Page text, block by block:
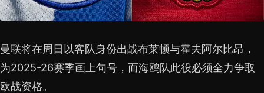
曼联将在周日以客队身份出战布莱顿与霍夫阿尔比昂，
为2025-26赛季画上句号，而海鸥队此役必须全力争取
欧战资格。